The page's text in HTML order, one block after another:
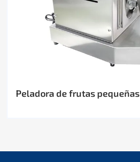
Peladora de frutas pequeñas